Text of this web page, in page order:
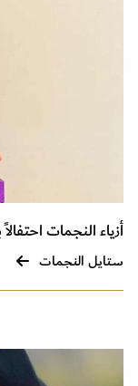
أزياء النجمات
ستايل النجمات